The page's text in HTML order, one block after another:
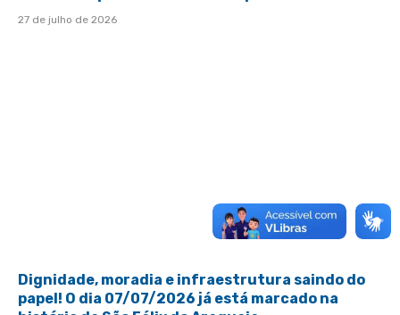
27 de julho de 2026
Dignidade, moradia e infraestrutura saindo do
papel! O dia 07/07/2026 já está marcado na